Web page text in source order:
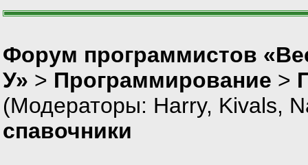
Пока
Если
Если
Если
Иначе
Форум программистов
У» > Программирование >
(Модераторы: Harry, Kivals,
спавочники